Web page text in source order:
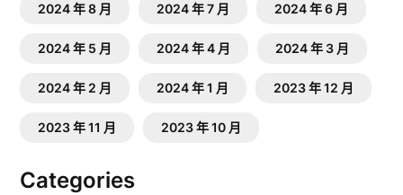
2024 年 8 月 2024 年 7 月 2024 年 6 月
2024 年 5 月 2024 年 4 月 2024 年 3 月
2024 年 2 月 2024 年 1 月 2023 年 12 月
2023 年 11 月 2023 年 10 月
Categories